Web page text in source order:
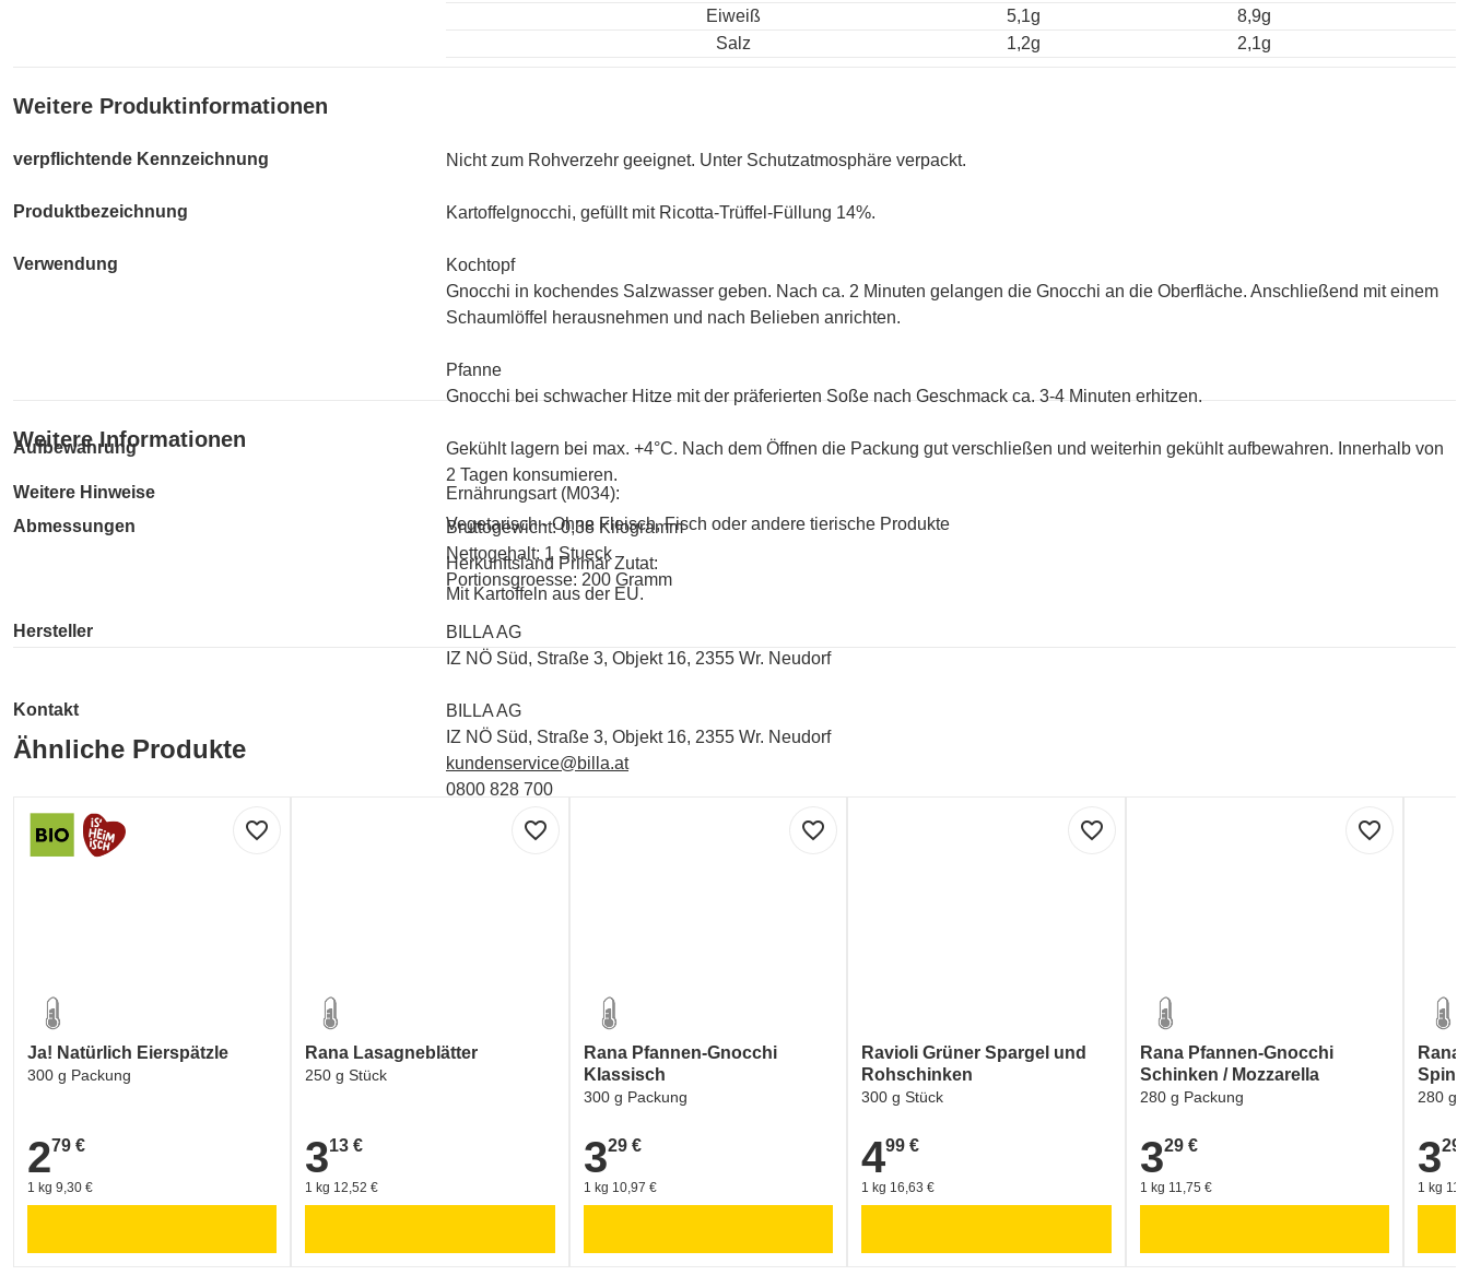
Eiweiß
5,1g
8,9g
Salz
1,2g 2,1g
Weitere Produktinformationen
verpflichtende Kennzeichnung Nicht zum Rohverzehr geeignet. Unter Schutzatmosphäre verpackt.
Produktbezeichnung Kartoffelgnocchi, gefüllt mit Ricotta-Trüffel-Füllung 14%.
Verwendung
Kochtopf
Gnocchi in kochendes Salzwasser geben. Nach ca. 2 Minuten gelangen die Gnocchi an die Oberfläche. Anschließend mit einem
Schaumlöffel herausnehmen und nach Belieben anrichten.
Pfanne
Gnocchi bei schwacher Hitze mit der präferierten Soße nach Geschmack ca. 3-4 Minuten erhitzen.
Aufbewahrung
Gekühlt lagern bei max. +4°C. Nach dem Öffnen die Packung gut verschließen und weiterhin gekühlt aufbewahren. Innerhalb von
2 Tagen konsumieren.
Abmessungen
Bruttogewicht: 0,38 Kilogramm
Nettogehalt: 1 Stueck
Portionsgroesse: 200 Gramm
Hersteller
BILLA AG
IZ NÖ Süd, Straße 3, Objekt 16, 2355 Wr. Neudorf
Kontakt
BILLA AG
IZ NÖ Süd, Straße 3, Objekt 16, 2355 Wr. Neudorf
kundenservice@billa.at
0800 828 700
Labelinformationen Umwelt und Verpackung:
Weitere Informationen
Weitere Hinweise
Ernährungsart (M034):
Vegetarisch - Ohne Fleisch, Fisch oder andere tierische Produkte
Herkunftsland Primär Zutat:
Mit Kartoffeln aus der EU.
Ähnliche Produkte
favorite_border
Ja! Natürlich Eierspätzle
300 g Packung
2,79 €
279 €
1 kg 9,30 €
favorite_border
Rana Lasagneblätter
250 g Stück
3,13 €
313 €
1 kg 12,52 €
favorite_border
Rana Pfannen-Gnocchi
Klassisch
300 g Packung
3,29 €
329 €
1 kg 10,97 €
favorite_border
Ravioli Grüner Spargel und
Rohschinken
300 g Stück
4,99 €
499 €
1 kg 16,63 €
favorite_border
Rana Pfannen-Gnocchi
Schinken / Mozzarella
280 g Packung
3,29 €
329 €
1 kg 11,75 €
Rana
280 g
3,29 €
329
1 kg